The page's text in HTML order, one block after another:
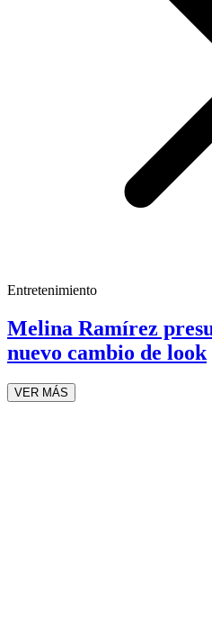
Entretenimiento
Melina Ramírez
nuevo cambio de look
VER MÁS